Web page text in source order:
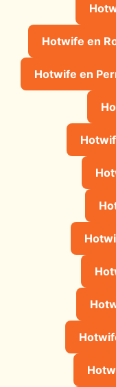
Hotwife en
Hotwife en